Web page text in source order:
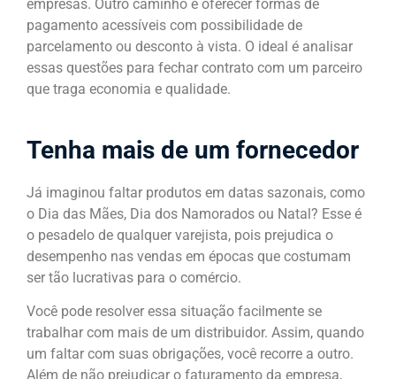
empresas. Outro caminho é oferecer formas de
pagamento acessíveis com possibilidade de
parcelamento ou desconto à vista. O ideal é analisar
essas questões para fechar contrato com um parceiro
que traga economia e qualidade.
Tenha mais de um fornecedor
Já imaginou faltar produtos em datas sazonais, como
o Dia das Mães, Dia dos Namorados ou Natal? Esse é
o pesadelo de qualquer varejista, pois prejudica o
desempenho nas vendas em épocas que costumam
ser tão lucrativas para o comércio.
Você pode resolver essa situação facilmente se
trabalhar com mais de um distribuidor. Assim, quando
um faltar com suas obrigações, você recorre a outro.
Além de não prejudicar o faturamento da empresa,